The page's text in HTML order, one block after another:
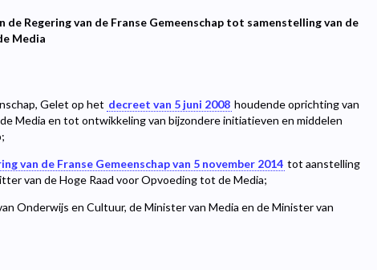
de Regering van de Franse Gemeenschap tot samenstelling van de
Media
Gelet op het decreet van 5 juni 2008 houdende oprichting van
Media en tot ontwikkeling van bijzondere initiatieven en middelen
van de Franse Gemeenschap van 5 november 2014 tot aanstelling
van de Hoge Raad voor Opvoeding tot de Media;
Onderwijs en Cultuur, de Minister van Media en de Minister van